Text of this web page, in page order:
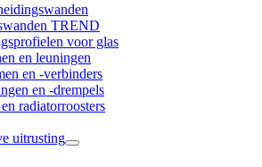
TREND
voor glas
en leuningen
en -verbinders
en -drempels
radiatorroosters
uitrusting